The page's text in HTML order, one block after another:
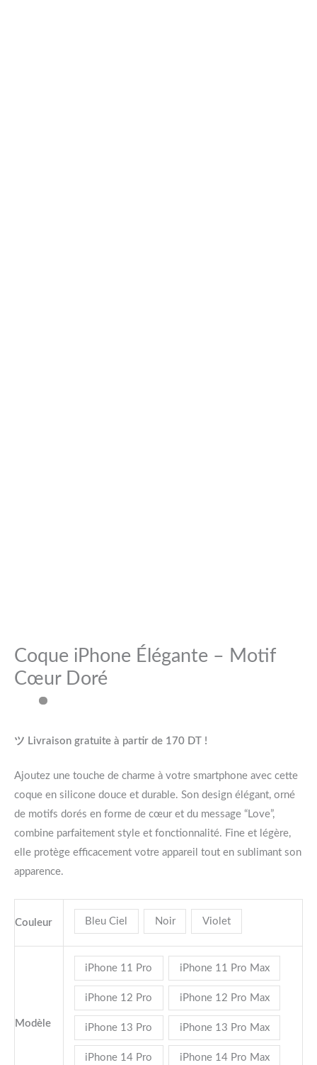
Coque iPhone Élégante – Motif
Cœur Doré
ツ Livraison gratuite à partir de 170 DT !
Ajoutez une touche de charme à votre smartphone avec cette
coque en silicone douce et durable. Son design élégant, orné
de motifs dorés en forme de cœur et du message “Love”,
combine parfaitement style et fonctionnalité. Fine et légère,
elle protège efficacement votre appareil tout en sublimant son
apparence.
Couleur Bleu Ciel Noir Violet
Modèle
iPhone 11 Pro iPhone 11 Pro Max
iPhone 12 Pro iPhone 12 Pro Max
iPhone 13 Pro iPhone 13 Pro Max
iPhone 14 Pro iPhone 14 Pro Max